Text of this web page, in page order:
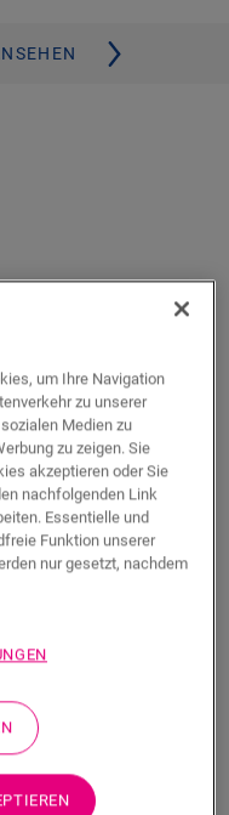
-kühlung
Verfügbar in2 Varianten
finden
Boden selbst zu
Problem! Es gibt
dieser Boden
um Ihre Navigation
zu unserer
Medien zu
zu zeigen. Sie
akzeptieren oder Sie
nachfolgenden Link
Essentielle und
Funktion unserer
nur gesetzt, nachdem